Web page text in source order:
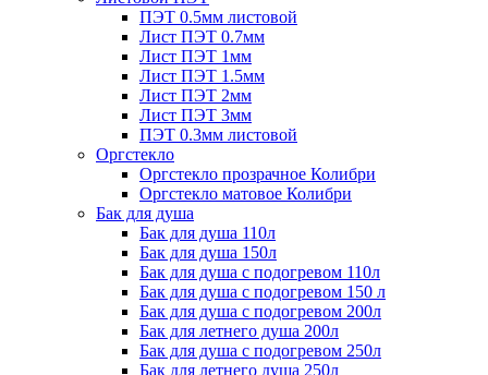
ПЭТ 0.5мм листовой
Лист ПЭТ 0.7мм
Лист ПЭТ 1мм
Лист ПЭТ 1.5мм
Лист ПЭТ 2мм
Лист ПЭТ 3мм
ПЭТ 0.3мм листовой
Оргстекло
Оргстекло прозрачное Колибри
Оргстекло матовое Колибри
Бак для душа
Бак для душа 110л
Бак для душа 150л
Бак для душа с подогревом 110л
Бак для душа с подогревом 150 л
Бак для душа с подогревом 200л
Бак для летнего душа 200л
Бак для душа с подогревом 250л
Бак для летнего душа 250л